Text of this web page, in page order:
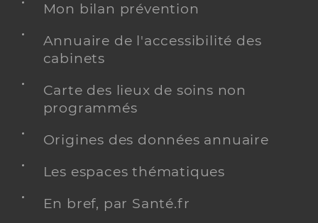
Mon bilan prévention
Annuaire de l'accessibilité des
cabinets
Carte des lieux de soins non
programmés
Origines des données annuaire
Les espaces thématiques
En bref, par Santé.fr